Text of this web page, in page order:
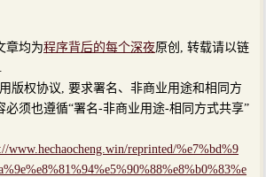
均为程序背后的每个深夜原创, 转载请以链
权协议, 要求署名、非商业用途和相同方
必须也遵循“署名-非商业用途-相同方式共享”
www.hechaocheng.win/reprinted/%e7%bd%9